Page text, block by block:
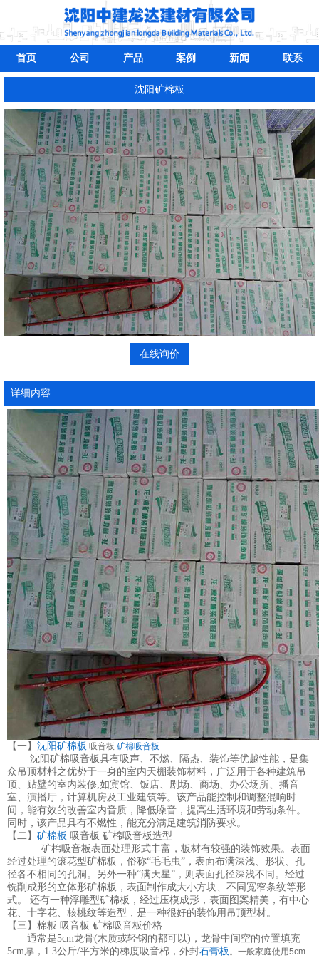
首页 公司 产品 案例 新闻 联系
沈阳矿棉板
在线询价
详细内容
【一】 沈阳矿棉板 吸音板 矿棉吸音板
沈阳矿棉吸音板具有吸声、不燃、隔热、装饰等优越性能，是集
众吊顶材料之优势于一身的室内天棚装饰材料，广泛用于各种建筑吊
顶、贴壁的室内装修;如宾馆、饭店、剧场、商场、办公场所、播音
室、演播厅，计算机房及工业建筑等。该产品能控制和调整混响时
间，能有效的改善室内音质，降低噪音，提高生活环境和劳动条件。
同时，该产品具有不燃性，能充分满足建筑消防要求。
【二】 矿棉板 吸音板 矿棉吸音板造型
矿棉吸音板表面处理形式丰富，板材有较强的装饰效果。表面
经过处理的滚花型矿棉板，俗称“毛毛虫”，表面布满深浅、形状、孔
径各不相同的孔洞。另外一种“满天星”，则表面孔径深浅不同。经过
铣削成形的立体形矿棉板，表面制作成大小方块、不同宽窄条纹等形
式。 还有一种浮雕型矿棉板，经过压模成形，表面图案精美，有中心
花、十字花、核桃纹等造型，是一种很好的装饰用吊顶型材。
【三】棉板 吸音板 矿棉吸音板价格
通常是5cm龙骨(木质或轻钢的都可以)，龙骨中间空的位置填充
5cm厚，1.3公斤/平方米的梯度吸音棉，外封石膏板 。一般家庭使用5cm